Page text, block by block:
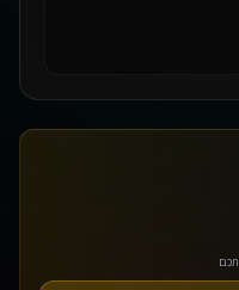
את חווית הגלישה שלך.